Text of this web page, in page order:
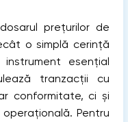
prețurilor de
o simplă cerință
esențial
tranzacții cu
conformitate, ci și
Pentru